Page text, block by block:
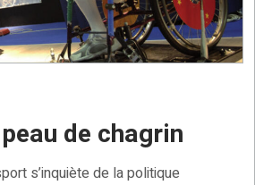
de chagrin
s’inquiète de la politique